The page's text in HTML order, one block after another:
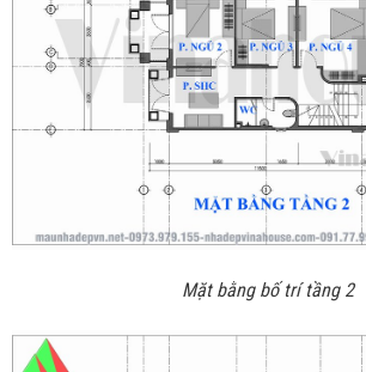
Mặt bằng bố trí tầng 2